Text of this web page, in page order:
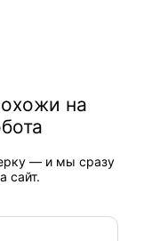
на
— и мы сразу
сайт.